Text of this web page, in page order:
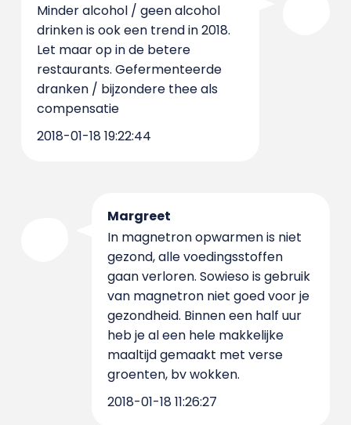
Minder alcohol / geen alcohol
drinken is ook een trend in 2018.
Let maar op in de betere
restaurants. Gefermenteerde
dranken / bijzondere thee als
compensatie
2018-01-18 19:22:44
Margreet
In magnetron opwarmen is niet
gezond, alle voedingsstoffen
gaan verloren. Sowieso is gebruik
van magnetron niet goed voor je
gezondheid. Binnen een half uur
heb je al een hele makkelijke
maaltijd gemaakt met verse
groenten, bv wokken.
2018-01-18 11:26:27